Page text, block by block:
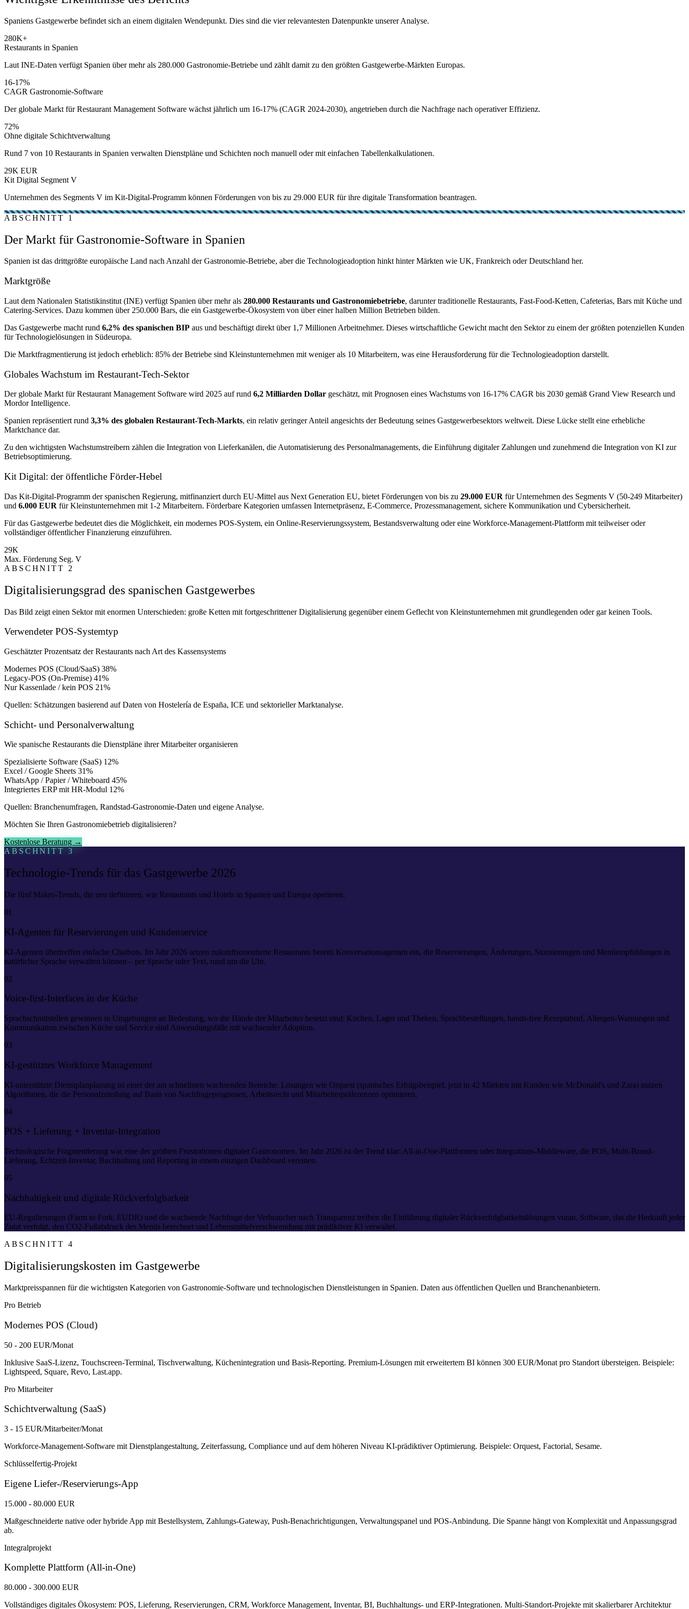
Spaniens Gastgewerbe befindet sich an einem digitalen Wendepunkt. Dies sind die vier relevantesten Datenpunkte unserer Analyse.
280K+
Restaurants in Spanien
Laut INE-Daten verfügt Spanien über mehr als 280.000 Gastronomie-Betriebe und zählt damit zu den größten Gastgewerbe-Märkten Europas.
16-17%
CAGR Gastronomie-Software
Der globale Markt für Restaurant Management Software wächst jährlich um 16-17% (CAGR 2024-2030), angetrieben durch die Nachfrage nach operativer Effizienz.
72%
Ohne digitale Schichtverwaltung
Rund 7 von 10 Restaurants in Spanien verwalten Dienstpläne und Schichten noch manuell oder mit einfachen Tabellenkalkulationen.
29K EUR
Kit Digital Segment V
Unternehmen des Segments V im Kit-Digital-Programm können Förderungen von bis zu 29.000 EUR für ihre digitale Transformation beantragen.
ABSCHNITT 1
Der Markt für Gastronomie-Software in Spanien
Spanien ist das drittgrößte europäische Land nach Anzahl der Gastronomie-Betriebe, aber die Technologieadoption hinkt hinter Märkten wie UK, Frankreich oder Deutschland her.
Marktgröße
Laut dem Nationalen Statistikinstitut (INE) verfügt Spanien über mehr als 280.000 Restaurants und Gastronomiebetriebe, darunter traditionelle Restaurants, Fast-Food-Ketten, Cafeterias, Bars mit Küche und
Catering-Services. Dazu kommen über 250.000 Bars, die ein Gastgewerbe-Ökosystem von über einer halben Million Betrieben bilden.
Das Gastgewerbe macht rund 6,2% des spanischen BIP aus und beschäftigt direkt über 1,7 Millionen Arbeitnehmer. Dieses wirtschaftliche Gewicht macht den Sektor zu einem der größten potenziellen Kunden
für Technologielösungen in Südeuropa.
Die Marktfragmentierung ist jedoch erheblich: 85% der Betriebe sind Kleinstunternehmen mit weniger als 10 Mitarbeitern, was eine Herausforderung für die Technologieadoption darstellt.
Globales Wachstum im Restaurant-Tech-Sektor
Der globale Markt für Restaurant Management Software wird 2025 auf rund 6,2 Milliarden Dollar geschätzt, mit Prognosen eines Wachstums von 16-17% CAGR bis 2030 gemäß Grand View Research und
Mordor Intelligence.
Spanien repräsentiert rund 3,3% des globalen Restaurant-Tech-Markts, ein relativ geringer Anteil angesichts der Bedeutung seines Gastgewerbesektors weltweit. Diese Lücke stellt eine erhebliche
Marktchance dar.
Zu den wichtigsten Wachstumstreibern zählen die Integration von Lieferkanälen, die Automatisierung des Personalmanagements, die Einführung digitaler Zahlungen und zunehmend die Integration von KI zur
Betriebsoptimierung.
Kit Digital: der öffentliche Förder-Hebel
Das Kit-Digital-Programm der spanischen Regierung, mitfinanziert durch EU-Mittel aus Next Generation EU, bietet Förderungen von bis zu 29.000 EUR für Unternehmen des Segments V (50-249 Mitarbeiter)
und 6.000 EUR für Kleinstunternehmen mit 1-2 Mitarbeitern. Förderbare Kategorien umfassen Internetpräsenz, E-Commerce, Prozessmanagement, sichere Kommunikation und Cybersicherheit.
Für das Gastgewerbe bedeutet dies die Möglichkeit, ein modernes POS-System, ein Online-Reservierungssystem, Bestandsverwaltung oder eine Workforce-Management-Plattform mit teilweiser oder
vollständiger öffentlicher Finanzierung einzuführen.
29K
Max. Förderung Seg. V
ABSCHNITT 2
Digitalisierungsgrad des spanischen Gastgewerbes
Das Bild zeigt einen Sektor mit enormen Unterschieden: große Ketten mit fortgeschrittener Digitalisierung gegenüber einem Geflecht von Kleinstunternehmen mit grundlegenden oder gar keinen Tools.
Verwendeter POS-Systemtyp
Geschätzter Prozentsatz der Restaurants nach Art des Kassensystems
Modernes POS (Cloud/SaaS) 38%
Legacy-POS (On-Premise) 41%
Nur Kassenlade / kein POS 21%
Quellen: Schätzungen basierend auf Daten von Hostelería de España, ICE und sektorieller Marktanalyse.
Schicht- und Personalverwaltung
Wie spanische Restaurants die Dienstpläne ihrer Mitarbeiter organisieren
Spezialisierte Software (SaaS) 12%
Excel / Google Sheets 31%
WhatsApp / Papier / Whiteboard 45%
Integriertes ERP mit HR-Modul 12%
Quellen: Branchenumfragen, Randstad-Gastronomie-Daten und eigene Analyse.
Möchten Sie Ihren Gastronomiebetrieb digitalisieren?
Kostenlose Beratung →
ABSCHNITT 3
Technologie-Trends für das Gastgewerbe 2026
Die fünf Makro-Trends, die neu definieren, wie Restaurants und Hotels in Spanien und Europa operieren.
01
KI-Agenten für Reservierungen und Kundenservice
KI-Agenten übertreffen einfache Chatbots. Im Jahr 2026 setzen zukunftsorientierte Restaurants bereits Konversationsagenten ein, die Reservierungen, Änderungen, Stornierungen und Menüempfehlungen in
natürlicher Sprache verwalten können – per Sprache oder Text, rund um die Uhr.
02
Voice-first-Interfaces in der Küche
Sprachschnittstellen gewinnen in Umgebungen an Bedeutung, wo die Hände der Mitarbeiter besetzt sind: Küchen, Lager und Theken. Sprachbestellungen, hands-free Rezeptabruf, Allergen-Warnungen und
Kommunikation zwischen Küche und Service sind Anwendungsfälle mit wachsender Adoption.
03
KI-gestütztes Workforce Management
KI-unterstützte Dienstplanplanung ist einer der am schnellsten wachsenden Bereiche. Lösungen wie Orquest (spanisches Erfolgsbeispiel, jetzt in 42 Märkten mit Kunden wie McDonald's und Zara) nutzen
Algorithmen, die die Personalzuteilung auf Basis von Nachfrageprognosen, Arbeitsrecht und Mitarbeiterpräferenzen optimieren.
04
POS + Lieferung + Inventar-Integration
Technologische Fragmentierung war eine der größten Frustrationen digitaler Gastronomen. Im Jahr 2026 ist der Trend klar: All-in-One-Plattformen oder Integrations-Middleware, die POS, Multi-Brand-
Lieferung, Echtzeit-Inventar, Buchhaltung und Reporting in einem einzigen Dashboard vereinen.
05
Nachhaltigkeit und digitale Rückverfolgbarkeit
EU-Regulierungen (Farm to Fork, EUDR) und die wachsende Nachfrage der Verbraucher nach Transparenz treiben die Einführung digitaler Rückverfolgbarkeitslösungen voran. Software, das die Herkunft jeder
Zutat verfolgt, den CO2-Fußabdruck des Menüs berechnet und Lebensmittelverschwendung mit prädiktiver KI verwaltet.
ABSCHNITT 4
Digitalisierungskosten im Gastgewerbe
Marktpreisspannen für die wichtigsten Kategorien von Gastronomie-Software und technologischen Dienstleistungen in Spanien. Daten aus öffentlichen Quellen und Branchenanbietern.
Pro Betrieb
Modernes POS (Cloud)
50 - 200 EUR/Monat
Inklusive SaaS-Lizenz, Touchscreen-Terminal, Tischverwaltung, Küchenintegration und Basis-Reporting. Premium-Lösungen mit erweitertem BI können 300 EUR/Monat pro Standort übersteigen. Beispiele:
Lightspeed, Square, Revo, Last.app.
Pro Mitarbeiter
Schichtverwaltung (SaaS)
3 - 15 EUR/Mitarbeiter/Monat
Workforce-Management-Software mit Dienstplangestaltung, Zeiterfassung, Compliance und auf dem höheren Niveau KI-prädiktiver Optimierung. Beispiele: Orquest, Factorial, Sesame.
Schlüsselfertig-Projekt
Eigene Liefer-/Reservierungs-App
15.000 - 80.000 EUR
Maßgeschneiderte native oder hybride App mit Bestellsystem, Zahlungs-Gateway, Push-Benachrichtigungen, Verwaltungspanel und POS-Anbindung. Die Spanne hängt von Komplexität und Anpassungsgrad
ab.
Integralprojekt
Komplette Plattform (All-in-One)
80.000 - 300.000 EUR
Vollständiges digitales Ökosystem: POS, Lieferung, Reservierungen, CRM, Workforce Management, Inventar, BI, Buchhaltungs- und ERP-Integrationen. Multi-Standort-Projekte mit skalierbarer Architektur